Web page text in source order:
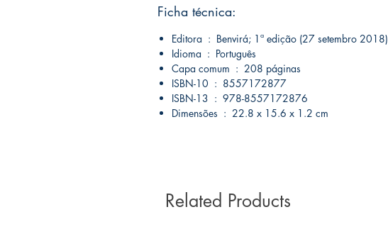
Ficha técnica:
Editora ‏ : ‎ Benvirá; 1ª edição (27 setembro 2018)
Idioma ‏ : ‎ Português
Capa comum ‏ : ‎ 208 páginas
ISBN-10 ‏ : ‎ 8557172877
ISBN-13 ‏ : ‎ 978-8557172876
Dimensões ‏ : ‎ 22.8 x 15.6 x 1.2 cm
Related Products